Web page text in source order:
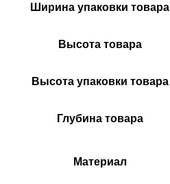
Ширина упаковки товара
Высота товара
Высота упаковки товара
Глубина товара
Материал